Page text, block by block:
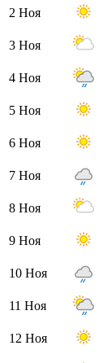
2 Ноя
3 Ноя
4 Ноя
5 Ноя
6 Ноя
7 Ноя
8 Ноя
9 Ноя
10 Ноя
11 Ноя
12 Ноя